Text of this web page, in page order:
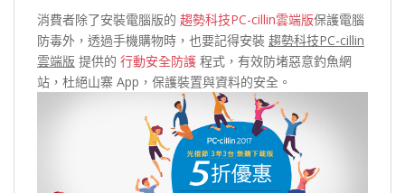
消費者除了安裝電腦版的 趨勢科技PC-cillin雲端版保護電腦
防毒外，透過手機購物時，也要記得安裝 趨勢科技PC-cillin
雲端版 提供的 行動安全防護 程式，有效防堵惡意釣魚網
站，杜絕山寨 App，保護裝置與資料的安全。